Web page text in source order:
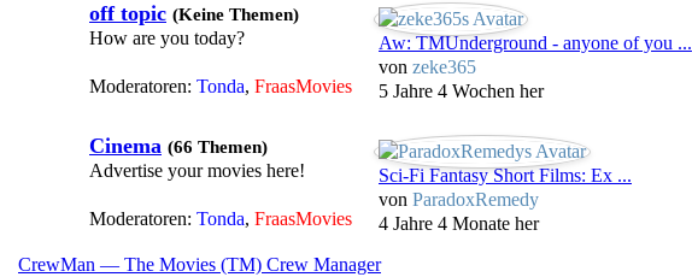
off topic (Keine Themen)
How are you today?
Moderatoren: Tonda, FraasMovies
Aw: TMUnderground - anyone of you ...
von zeke365
5 Jahre 4 Wochen her
Cinema (66 Themen)
Advertise your movies here!
Moderatoren: Tonda, FraasMovies
Sci-Fi Fantasy Short Films: Ex ...
von ParadoxRemedy
4 Jahre 4 Monate her
CrewMan — The Movies (TM) Crew Manager